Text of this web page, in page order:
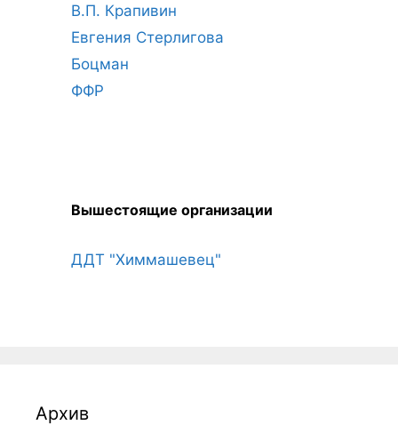
В.П. Крапивин
Евгения Стерлигова
Боцман
ФФР
Вышестоящие организации
ДДТ "Химмашевец"
Архив